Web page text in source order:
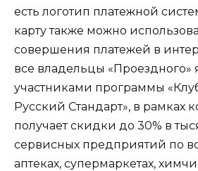
есть логотип платежной
карту также можно
совершения платежей в
все владельцы «Проездного»
участниками программы
Русский Стандарт», в рамках
получает скидки до 30% в
сервисных предприятий по
аптеках, супермаркетах,